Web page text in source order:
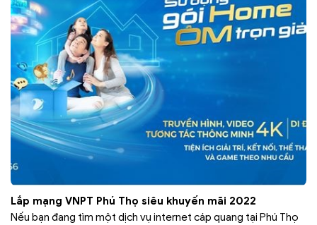
Lắp mạng VNPT Phú Thọ siêu khuyến mãi 2022
Nếu bạn đang tìm một dịch vụ internet cáp quang tại Phú Thọ